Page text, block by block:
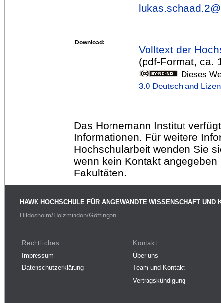
lukas.schaad.2@
Download:
Volltext der
(pdf-Format, ca.
Dieses
3.0 Deutschland
Das Hornemann Institut
Informationen. Für weitere
Hochschularbeit wenden Sie
wenn kein Kontakt
Fakultäten.
HAWK HOCHSCHULE FÜR ANGEWANDTE WISSENSCHAFT UND
Hildesheim/Holzminden/Göttingen
Rechtliches
Impressum
Datenschutzerklärung
Kontakt
Über uns
Team und Kontakt
Vertragskündigung